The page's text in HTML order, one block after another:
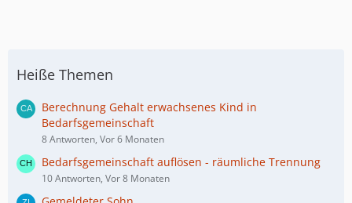
Heiße Themen
Berechnung Gehalt erwachsenes Kind in
Bedarfsgemeinschaft
8 Antworten, Vor 6 Monaten
Bedarfsgemeinschaft auflösen - räumliche Trennung
10 Antworten, Vor 8 Monaten